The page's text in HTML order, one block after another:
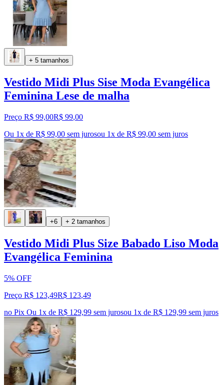
+ 5 tamanhos
Vestido Midi Plus Sise Moda Evangélica
Feminina Lese de malha
Preço R$ 99,00R$ 99,00
Ou 1x de R$ 99,00 sem jurosou 1x de R$ 99,00 sem juros
+6 + 2 tamanhos
Vestido Midi Plus Size Babado Liso Moda
Evangélica Feminina
5% OFF
Preço R$ 123,49R$ 123,49
no Pix Ou 1x de R$ 129,99 sem jurosou 1x de R$ 129,99 sem juros